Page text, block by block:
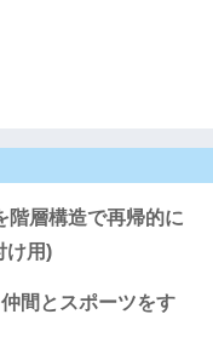
階層構造で再帰的に
け用)
間とスポーツをす